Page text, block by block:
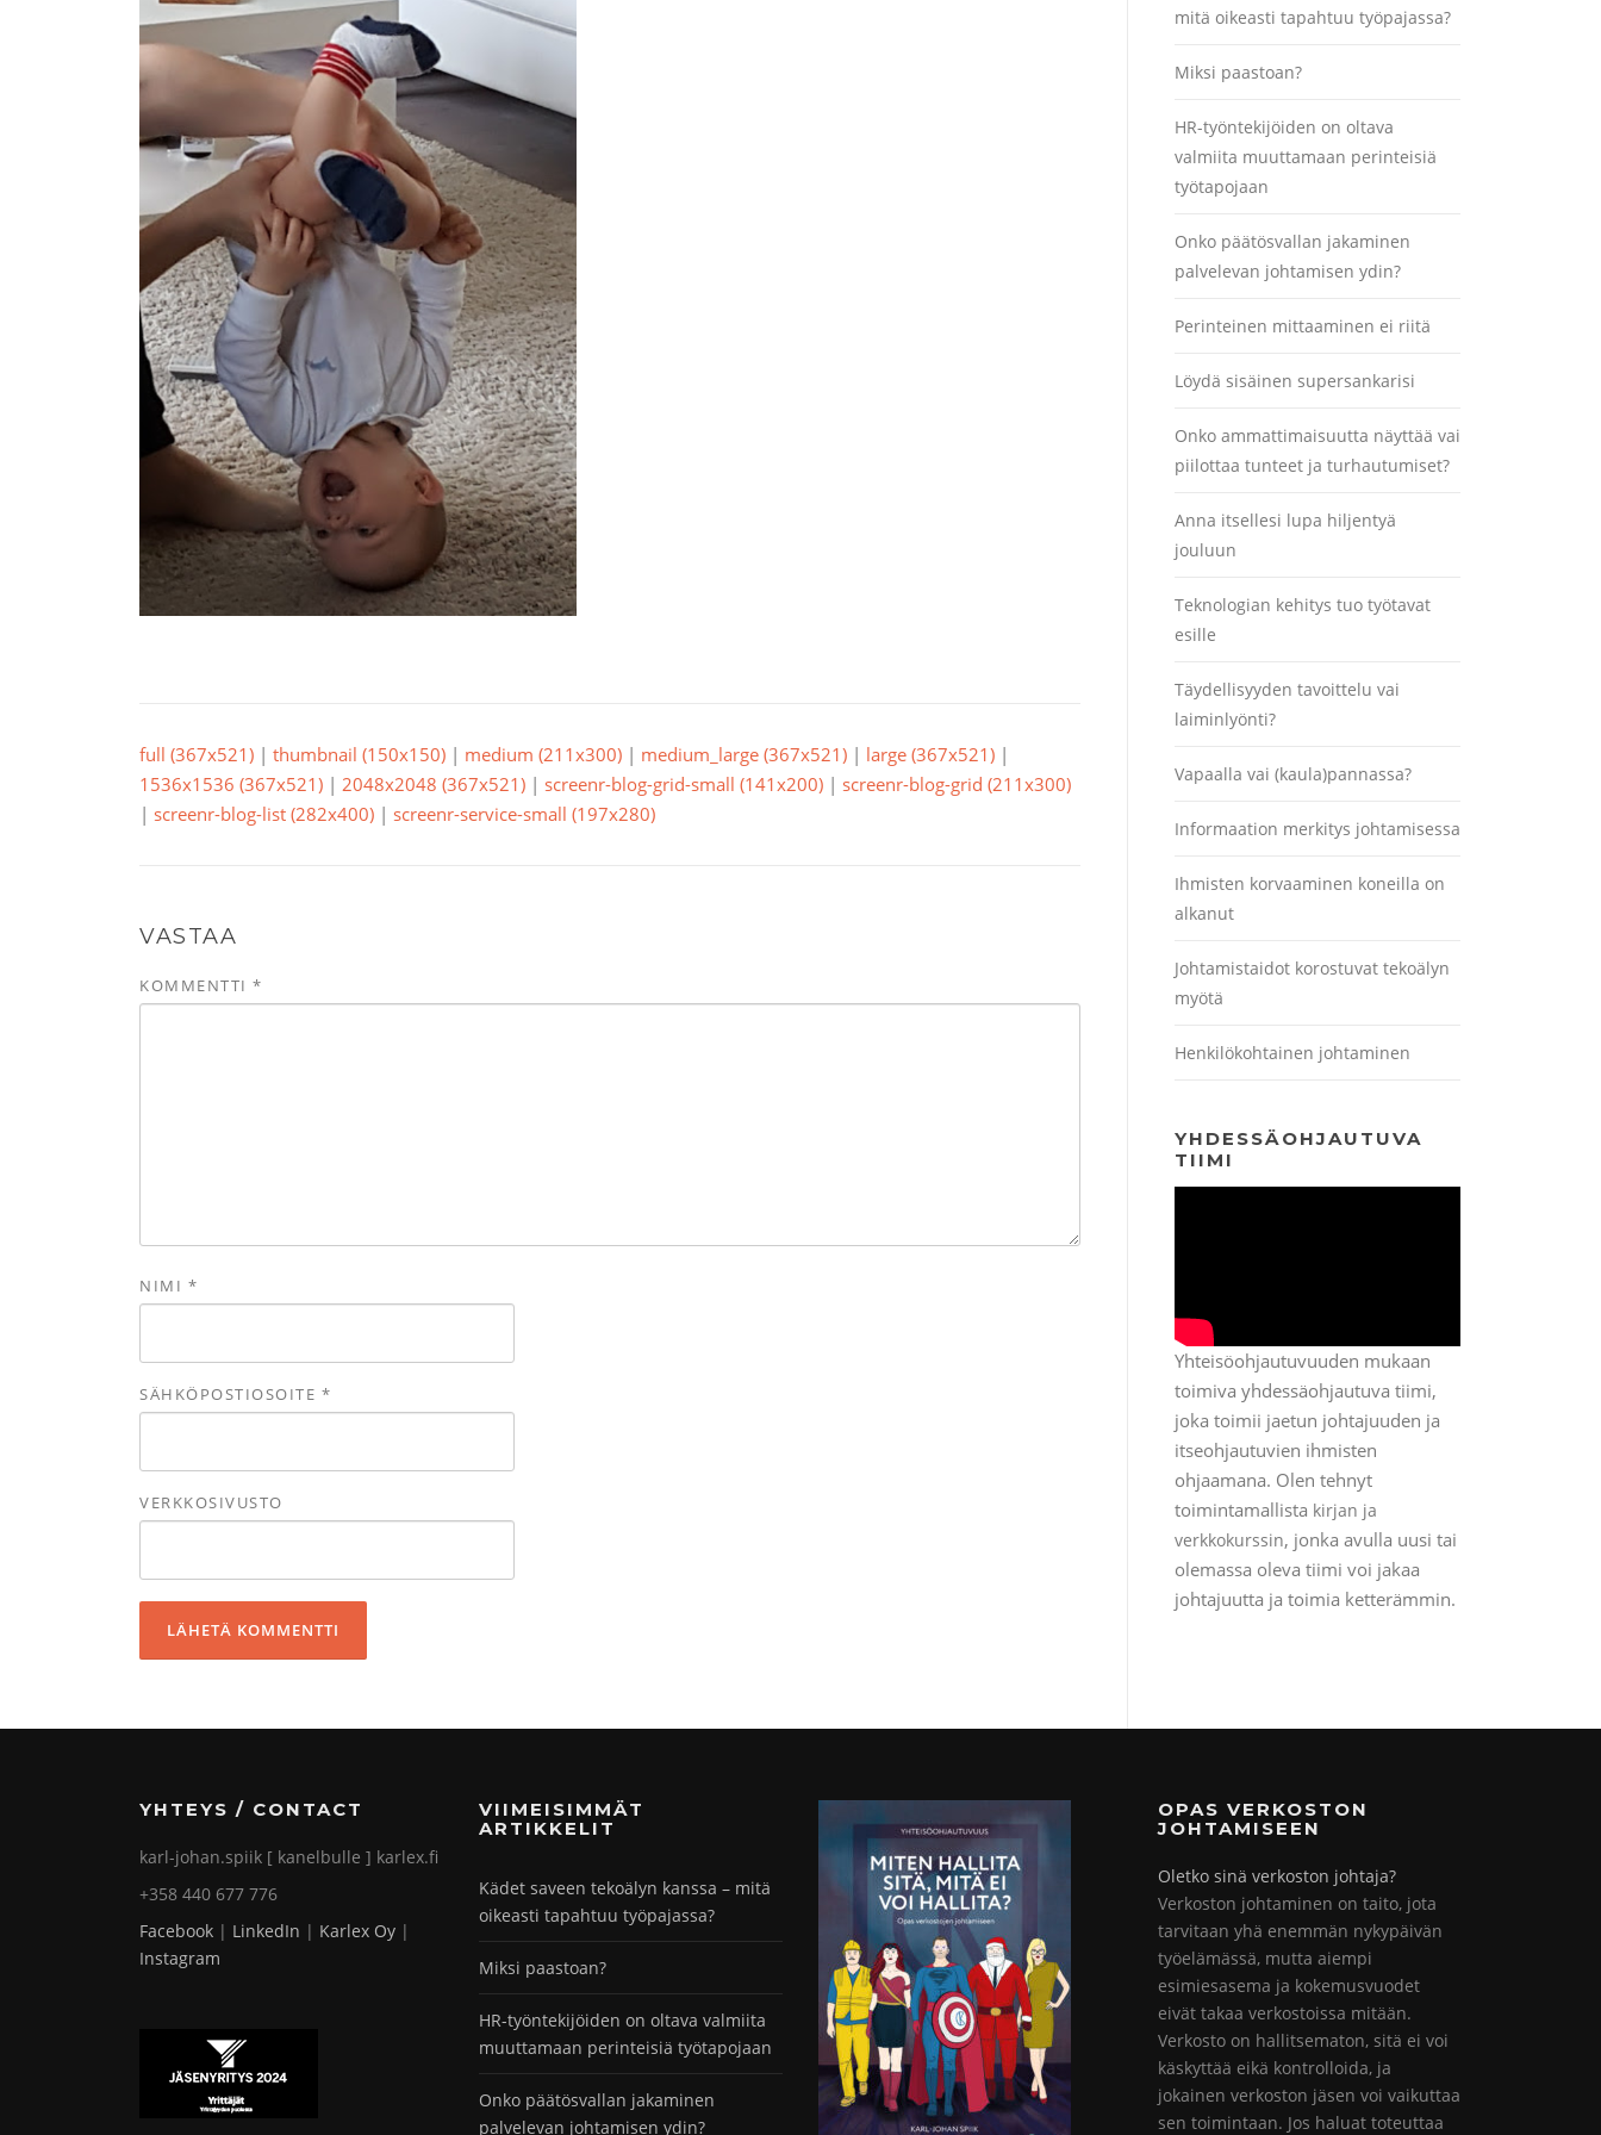
full (367x521) | thumbnail (150x150) | medium (211x300) | medium_large (367x521) | large (367x521) |
1536x1536 (367x521) | 2048x2048 (367x521) | screenr-blog-grid-small (141x200) | screenr-blog-grid (211x300)
| screenr-blog-list (282x400) | screenr-service-small (197x280)
VASTAA
KOMMENTTI *
NIMI *
SÄHKÖPOSTIOSOITE *
VERKKOSIVUSTO
mitä oikeasti tapahtuu työpajassa?
Miksi paastoan?
HR-työntekijöiden on oltava
valmiita muuttamaan perinteisiä
työtapojaan
Onko päätösvallan jakaminen
palvelevan johtamisen ydin?
Perinteinen mittaaminen ei riitä
Löydä sisäinen supersankarisi
Onko ammattimaisuutta näyttää vai
piilottaa tunteet ja turhautumiset?
Anna itsellesi lupa hiljentyä
jouluun
Teknologian kehitys tuo työtavat
esille
Täydellisyyden tavoittelu vai
laiminlyönti?
Vapaalla vai (kaula)pannassa?
Informaation merkitys johtamisessa
Ihmisten korvaaminen koneilla on
alkanut
Johtamistaidot korostuvat tekoälyn
myötä
Henkilökohtainen johtaminen
YHDESSÄOHJAUTUVA
TIIMI
Yhteisöohjautuvuuden mukaan
toimiva yhdessäohjautuva tiimi,
joka toimii jaetun johtajuuden ja
itseohjautuvien ihmisten
ohjaamana. Olen tehnyt
toimintamallista kirjan ja
verkkokurssin, jonka avulla uusi tai
olemassa oleva tiimi voi jakaa
johtajuutta ja toimia ketterämmin.
YHTEYS / CONTACT
karl-johan.spiik [ kanelbulle ] karlex.fi
+358 440 677 776
Facebook | LinkedIn | Karlex Oy |
Instagram
VIIMEISIMMÄT
ARTIKKELIT
Kädet saveen tekoälyn kanssa – mitä
oikeasti tapahtuu työpajassa?
Miksi paastoan?
HR-työntekijöiden on oltava valmiita
muuttamaan perinteisiä työtapojaan
Onko päätösvallan jakaminen
palvelevan johtamisen ydin?
OPAS VERKOSTON
JOHTAMISEEN
Oletko sinä verkoston johtaja?
Verkoston johtaminen on taito, jota
tarvitaan yhä enemmän nykypäivän
työelämässä, mutta aiempi
esimiesasema ja kokemusvuodet
eivät takaa verkostoissa mitään.
Verkosto on hallitsematon, sitä ei voi
käskyttää eikä kontrolloida, ja
jokainen verkoston jäsen voi vaikuttaa
sen toimintaan. Jos haluat toteuttaa